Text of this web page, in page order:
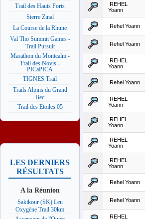
Trail des Hauts Forts
Sierre Zinal
La Course de la Rhune
Val Tho Summit Games -
Trail Pursuit
Marathon du Montcalm -
Trail des Novis -
PICaPICA
TIGNES Trail
Trails Alpins du Grand
Bec
Trail des Etoiles 05
LES DERNIERS
RÉSULTATS
A la Réunion
Sakikour (SK) Leu
Oxygène Trail 30km
REHEL
Yoann
Rehel Yoann
Rehel Yoann
REHEL
Yoann
Rehel Yoann
REHEL
Yoann
REHEL
Yoann
REHEL
Yoann
REHEL
Yoann
Rehel Yoann
Rehel Yoann
REHEL